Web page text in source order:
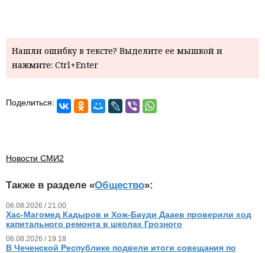
Нашли ошибку в тексте? Выделите ее мышкой и
нажмите: Ctrl+Enter
Поделиться:
Новости СМИ2
Также в разделе «Общество»:
06.08.2026 / 21.00
Хас-Магомед Кадыров и Хож-Бауди Дааев проверили ход
капитального ремонта в школах Грозного
06.08.2026 / 19.18
В Чеченской Республике подвели итоги совещания по